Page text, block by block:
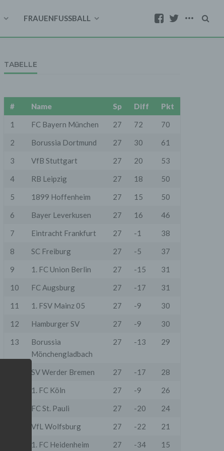
FRAUENFUSSBALL
TABELLE
# Name Sp Diff
Pkt
1
FC Bayern München 27 72
70
2
Borussia Dortmund 27 30
61
3
VfB Stuttgart 27 20
53
4
RB Leipzig 27 18
50
5
1899 Hoffenheim 27 15
50
6
Bayer Leverkusen 27 16
46
7
Eintracht Frankfurt 27 -1
38
8
SC Freiburg 27 -5
37
9
1. FC Union Berlin 27 -15
31
10
FC Augsburg 27 -17
31
11
1. FSV Mainz 05 27 -9
30
12
Hamburger SV 27 -9
30
13
Borussia
Mönchengladbach
27 -13 29
SV Werder Bremen 27 -17
28
1. FC Köln 27 -9
26
FC St. Pauli 27 -20
24
VfL Wolfsburg 27 -22
21
1. FC Heidenheim
27 -34 15